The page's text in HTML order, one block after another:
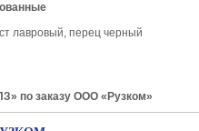
лавровый, перец черный
по заказу ООО «Рузком»